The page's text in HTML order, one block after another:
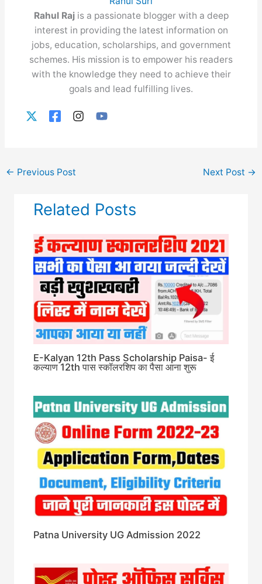
Rahul Raj is a passionate blogger with a deep
interest in providing the latest information on
jobs, education, scholarships, and government
schemes. His mission is to empower his readers
with the knowledge they need to achieve their
goals and lead fulfilling lives.
← Previous Post Next Post →
Related Posts
E-Kalyan 12th Pass Scholarship Paisa- ई
कल्याण 12th पास स्कॉलरशिप का पैसा आना शुरू
Patna University UG Admission 2022